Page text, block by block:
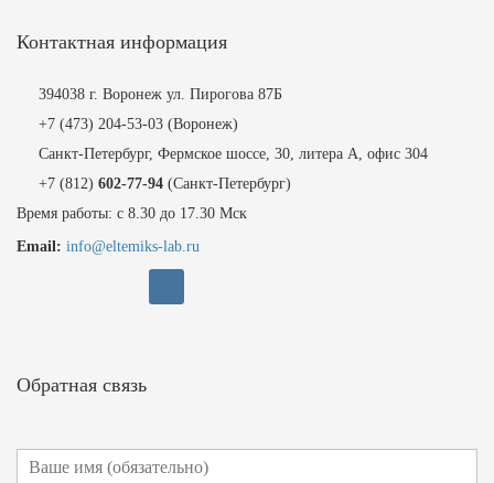
Контактная информация
394038 г. Воронеж ул. Пирогова 87Б
+7 (473) 204-53-03 (Воронеж)
Санкт-Петербург, Фермское шоссе, 30, литера А, офис 304
+7 (812) 602-77-94 (Санкт-Петербург)
Время работы: с 8.30 до 17.30 Мск
Email: info@eltemiks-lab.ru
Обратная связь